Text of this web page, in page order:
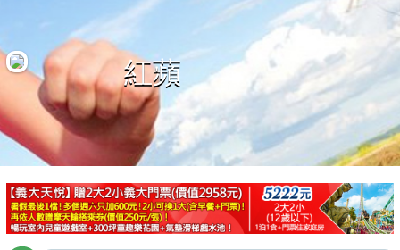
最新留言
商家合作
推薦景點
討論區
紅蘋